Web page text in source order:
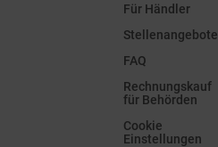
Für Händler
Stellenangebote
FAQ
Rechnungskauf
für Behörden
Cookie
Einstellungen